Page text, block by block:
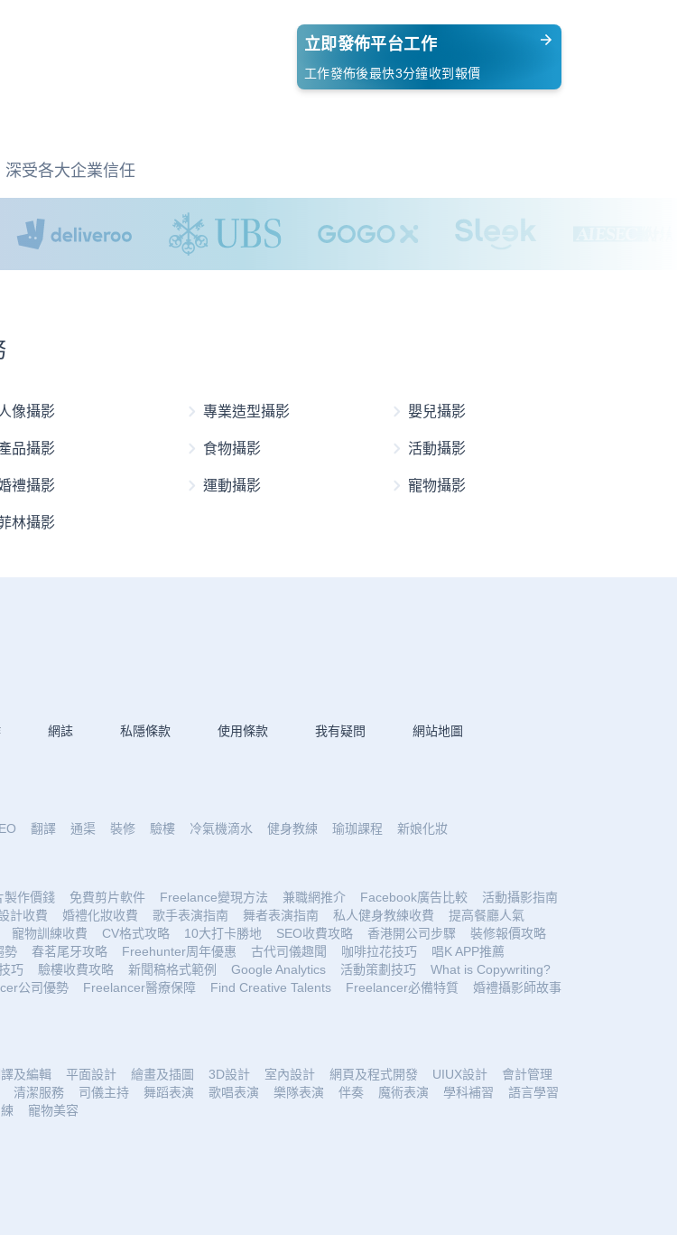
立即發佈平台工作
工作發佈後最快3分鐘收到報價
深受各大企業信任
人像攝影 專業造型攝影 嬰兒攝影
品攝影 食物攝影 活動攝影
禮攝影 運動攝影 寵物攝影
林攝影
網誌 私隱條款 使用條款 我有疑問
網站地圖
翻譯 通渠 裝修 驗樓 冷氣機滴水 健身教練 瑜珈課程 新娘化妝
製作價錢 免費剪片軟件 Freelance變現方法 兼職網推介 Facebook廣告比較
活動攝影指南
計收費 婚禮化妝收費 歌手表演指南 舞者表演指南 私人健身教練收費
提高餐廳人氣
寵物訓練收費 CV格式攻略 10大打卡勝地 SEO收費攻略 香港開公司步驟
裝修報價攻略
勢 春茗尾牙攻略 Freehunter周年優惠 古代司儀趣聞 咖啡拉花技巧
唱K APP推薦
巧 驗樓收費攻略 新聞稿格式範例 Google Analytics 活動策劃技巧
What is Copywriting?
公司優勢 Freelancer醫療保障 Find Creative Talents Freelancer必備特質
婚禮攝影師故事
及編輯 平面設計 繪畫及插圖 3D設計 室內設計 網頁及程式開發 UIUX設計
會計管理
清潔服務 司儀主持 舞蹈表演 歌唱表演 樂隊表演 伴奏 魔術表演 學科補習
語言學習
寵物美容